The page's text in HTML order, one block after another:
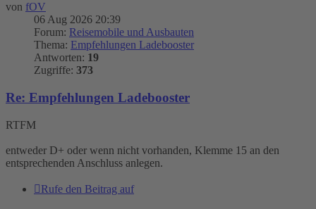
von fOV
06 Aug 2026 20:39
Forum: Reisemobile und Ausbauten
Thema: Empfehlungen Ladebooster
Antworten: 19
Zugriffe: 373
Re: Empfehlungen Ladebooster
RTFM
entweder D+ oder wenn nicht vorhanden, Klemme 15 an den
entsprechenden Anschluss anlegen.
Rufe den Beitrag auf